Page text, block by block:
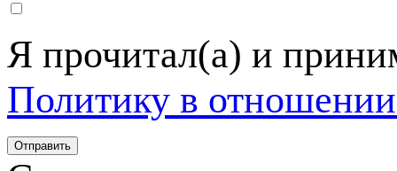
Я прочитал(а) и
Политику в